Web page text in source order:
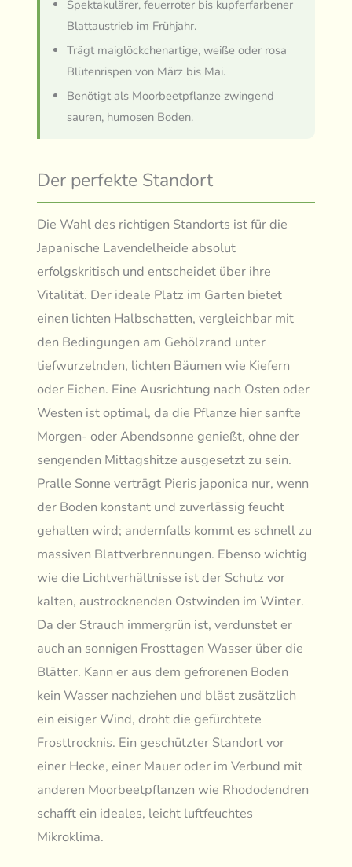
Spektakulärer, feuerroter bis kupferfarbener
Blattaustrieb im Frühjahr.
Trägt maiglöckchenartige, weiße oder rosa
Blütenrispen von März bis Mai.
Benötigt als Moorbeetpflanze zwingend
sauren, humosen Boden.
Der perfekte Standort
Die Wahl des richtigen Standorts ist für die
Japanische Lavendelheide absolut
erfolgskritisch und entscheidet über ihre
Vitalität. Der ideale Platz im Garten bietet
einen lichten Halbschatten, vergleichbar mit
den Bedingungen am Gehölzrand unter
tiefwurzelnden, lichten Bäumen wie Kiefern
oder Eichen. Eine Ausrichtung nach Osten oder
Westen ist optimal, da die Pflanze hier sanfte
Morgen- oder Abendsonne genießt, ohne der
sengenden Mittagshitze ausgesetzt zu sein.
Pralle Sonne verträgt Pieris japonica nur, wenn
der Boden konstant und zuverlässig feucht
gehalten wird; andernfalls kommt es schnell zu
massiven Blattverbrennungen. Ebenso wichtig
wie die Lichtverhältnisse ist der Schutz vor
kalten, austrocknenden Ostwinden im Winter.
Da der Strauch immergrün ist, verdunstet er
auch an sonnigen Frosttagen Wasser über die
Blätter. Kann er aus dem gefrorenen Boden
kein Wasser nachziehen und bläst zusätzlich
ein eisiger Wind, droht die gefürchtete
Frosttrocknis. Ein geschützter Standort vor
einer Hecke, einer Mauer oder im Verbund mit
anderen Moorbeetpflanzen wie Rhododendren
schafft ein ideales, leicht luftfeuchtes
Mikroklima.